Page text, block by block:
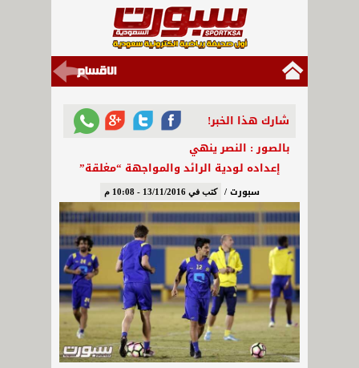
شارك هذا الخبر!
بالصور : النصر ينهي
إعداده لودية الرائد والمواجهة “مغلقة”
سبورت / كتب في 13/11/2016 - 10:08 م